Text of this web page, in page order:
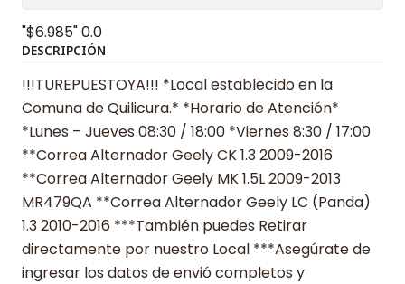
"$6.985"0.0
DESCRIPCIÓN
!!!TUREPUESTOYA!!! *Local establecido en la
Comuna de Quilicura.* *Horario de Atención*
*Lunes – Jueves 08:30 / 18:00 *Viernes 8:30 / 17:00
**Correa Alternador Geely CK 1.3 2009-2016
**Correa Alternador Geely MK 1.5L 2009-2013
MR479QA **Correa Alternador Geely LC (Panda)
1.3 2010-2016 ***También puedes Retirar
directamente por nuestro Local ***Asegúrate de
ingresar los datos de envió completos y